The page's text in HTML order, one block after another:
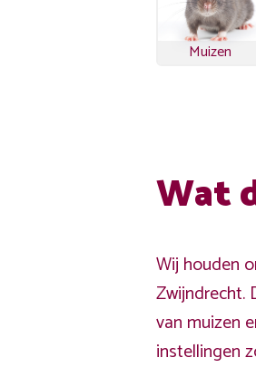
Muizen
Wat
Wij houden
Zwijndrecht.
van muizen
instellingen